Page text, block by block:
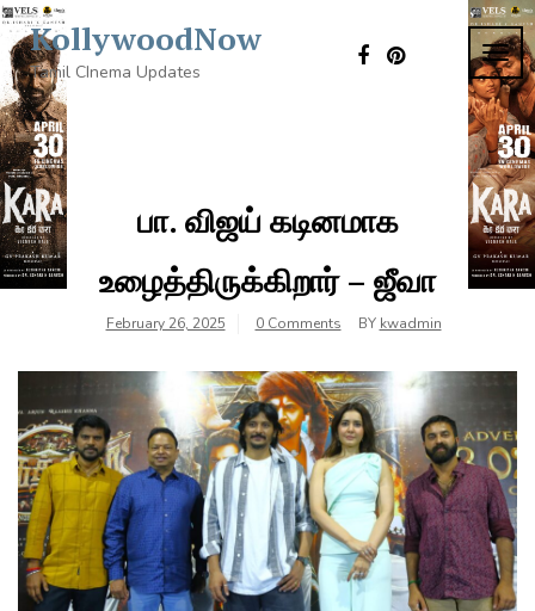
Skip
to
content
KollywoodNow
Tamil CInema Updates
பா. விஜய் கடினமாக
உழைத்திருக்கிறார் – ஜீவா
February 26, 2025 0 Comments BY kwadmin